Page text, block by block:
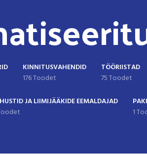
KINNITUSVAHENDID
176 Toodet
TÖÖRIISTAD
75 Toodet
JA LIIMIJÄÄKIDE EEMALDAJAD
1